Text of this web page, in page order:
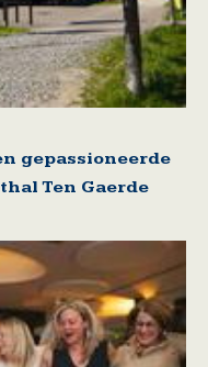
gepassioneerde
Ten Gaerde